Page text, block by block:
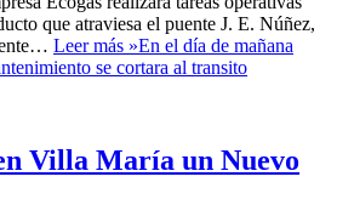
que atraviesa el puente J. E. Núñez,
Leer más »En el día de mañana
se cortara al transito
Villa María un Nuevo